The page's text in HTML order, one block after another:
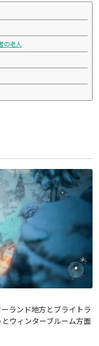
の老人
ランド地方とブライトラ
ウィンターブルーム方面